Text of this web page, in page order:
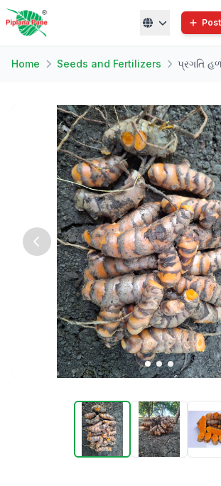
Home Seeds and Fertilizers પ્રગતિ